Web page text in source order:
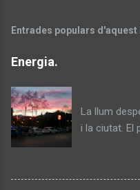
n
a
r
i
Entrades populars d'aquest
Energia.
La
La llum
i la ciutat. El
somriu. Ha
per